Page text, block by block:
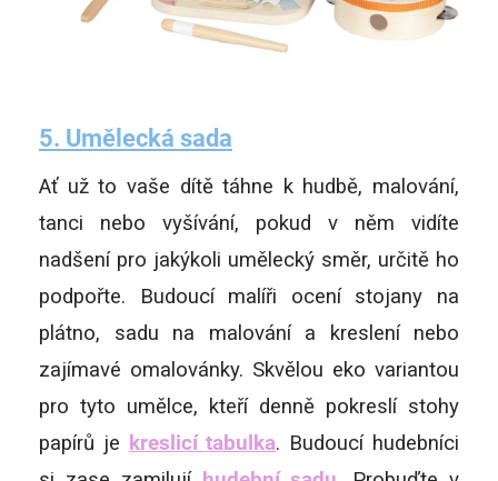
5. Umělecká sada
Ať už to vaše dítě táhne k hudbě, malování,
tanci nebo vyšívání, pokud v něm vidíte
nadšení pro jakýkoli umělecký směr, určitě ho
podpořte. Budoucí malíři ocení stojany na
plátno, sadu na malování a kreslení nebo
zajímavé omalovánky. Skvělou eko variantou
pro tyto umělce, kteří denně pokreslí stohy
papírů je kreslicí tabulka. Budoucí hudebníci